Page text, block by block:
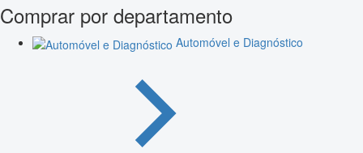
Comprar por departamento
Automóvel e Diagnóstico